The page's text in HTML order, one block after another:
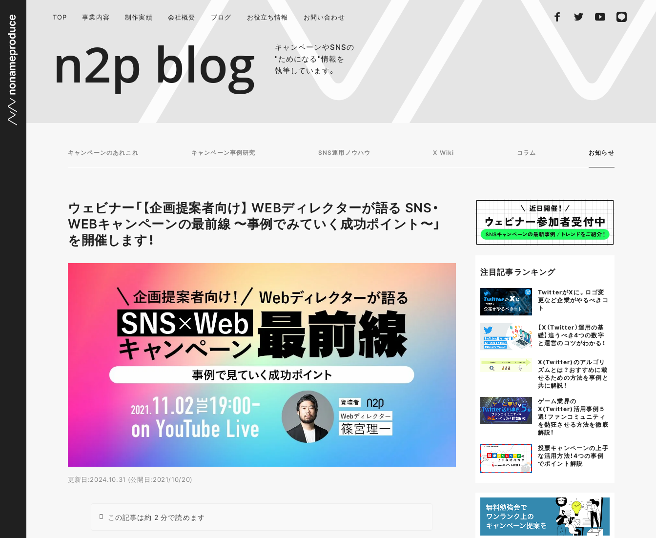
TOP 事業内容 制作実績 会社概要 ブログ お役立ち情報 お問い合わせ
n2p blog
キャンペーンやSNSの
"ためになる"情報を
執筆しています。
キャンペーンのあれこれ キャンペーン事例研究 SNS運用ノウハウ X Wiki コラム お知らせ
ウェビナー「【企画提案者向け】 WEBディレクターが語る SNS・
WEBキャンペーンの最前線 〜事例でみていく成功ポイント〜」
を開催します！
更新日:2024.10.31 (公開日:2021/10/20)
この記事は約 2 分で読めます
注目記事ランキング
TwitterがXに。ロゴ変
更など企業がやるべきコ
ト
【X（Twitter）運用の基
礎】追うべき4つの数字
と運営のコツがわかる！
X(Twitter)のアルゴリ
ズムとは？おすすめに載
せるための方法を事例と
共に解説！
ゲーム業界の
X(Twitter)活用事例５
選！ファンコミュニティ
を熱狂させる方法を徹底
解説！
投票キャンペーンの上手
な活用方法！4つの事例
でポイント解説